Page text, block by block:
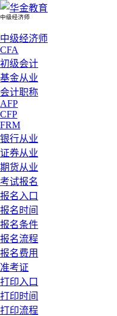
中级经济师
中级经济师
CFA
初级会计
基金从业
会计职称
AFP
CFP
FRM
银行从业
证券从业
期货从业
考试报名
报名入口
报名时间
报名条件
报名流程
报名费用
准考证
打印入口
打印时间
打印流程